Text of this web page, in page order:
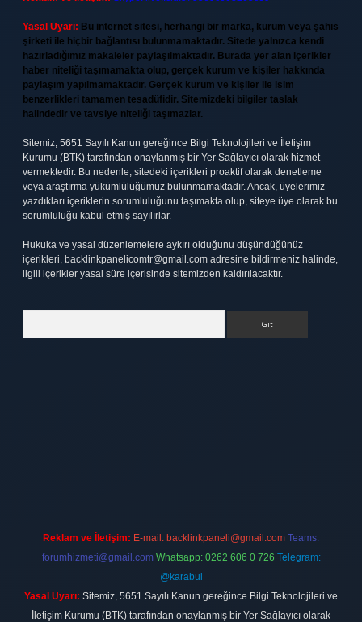
Yasal Uyarı: Bu internet sitesi, herhangi bir marka, kurum veya şahıs
şirketi ile hiçbir bağlantısı bulunmamaktadır. Sitede yalnızca kendi
hazırladığımız makaleler paylaşılmaktadır. Burada yer alan içerikler
haber niteliği taşımamakta olup, gerçek kurum ve kişiler hakkında
paylaşım yapılmamaktadır. Gerçek kurum ve kişiler ile isim
benzerlikleri tamamen tesadüfidir. Sitemizdeki bilgiler taslak
halindedir ve tavsiye niteliği taşımazlar.
Sitemiz, 5651 Sayılı Kanun gereğince Bilgi Teknolojileri ve İletişim
Kurumu (BTK) tarafından onaylanmış bir Yer Sağlayıcı olarak hizmet
vermektedir. Bu nedenle, sitedeki içerikleri proaktif olarak denetleme
veya araştırma yükümlülüğümüz bulunmamaktadır. Ancak, üyelerimiz
yazdıkları içeriklerin sorumluluğunu taşımakta olup, siteye üye olarak bu
sorumluluğu kabul etmiş sayılırlar.
Hukuka ve yasal düzenlemelere aykırı olduğunu düşündüğünüz
içerikleri, backlinkpanelicomtr@gmail.com adresine bildirmeniz halinde,
ilgili içerikler yasal süre içerisinde sitemizden kaldırılacaktır.
Reklam ve İletişim: E-mail: backlinkpaneli@gmail.com Teams:
forumhizmeti@gmail.com Whatsapp: 0262 606 0 726 Telegram:
@karabul
Yasal Uyarı: Sitemiz, 5651 Sayılı Kanun gereğince Bilgi Teknolojileri ve
İletişim Kurumu (BTK) tarafından onaylanmış bir Yer Sağlayıcı olarak